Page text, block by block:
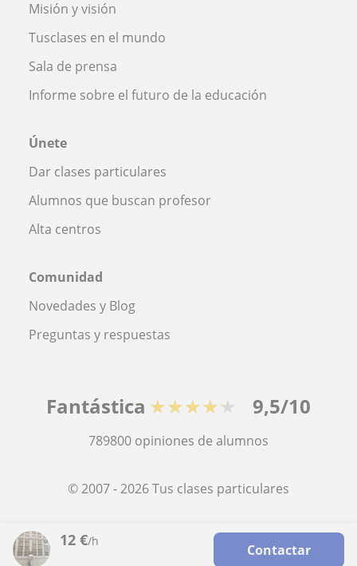
12 €/h Contactar
Misión y visión
Tusclases en el mundo
Sala de prensa
Informe sobre el futuro de la educación
Únete
Dar clases particulares
Alumnos que buscan profesor
Alta centros
Comunidad
Novedades y Blog
Preguntas y respuestas
Fantástica ★★★★★ 9,5/10
789800 opiniones de alumnos
© 2007 - 2026 Tus clases particulares
Profesores particulares